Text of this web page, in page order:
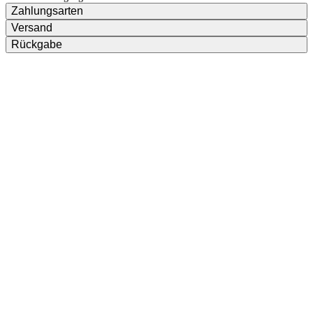
Zahlungsarten
Versand
Rückgabe